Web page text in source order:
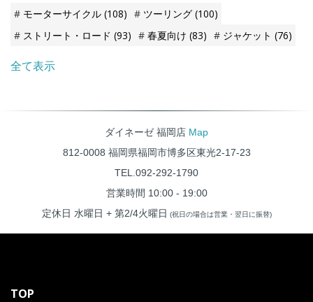
モーターサイクル (108) ツーリング (100)
ストリート・ロード (93) 春夏向け (83) ジャケット (76)
全て表示
ダイネーゼ 福岡店 Map
812-0008 福岡県福岡市博多区東光2-17-23
TEL.092-292-1790
営業時間 10:00 - 19:00
定休日 水曜日 + 第2/4火曜日 (祝日の場合は営業・翌日に振替)
TOP